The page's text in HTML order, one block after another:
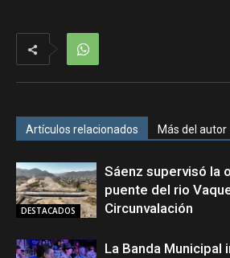
Artículos relacionados Más del autor
DESTACADOS
Sáenz supervisó la
puente del rio
Circunvalación
La Banda Municipal